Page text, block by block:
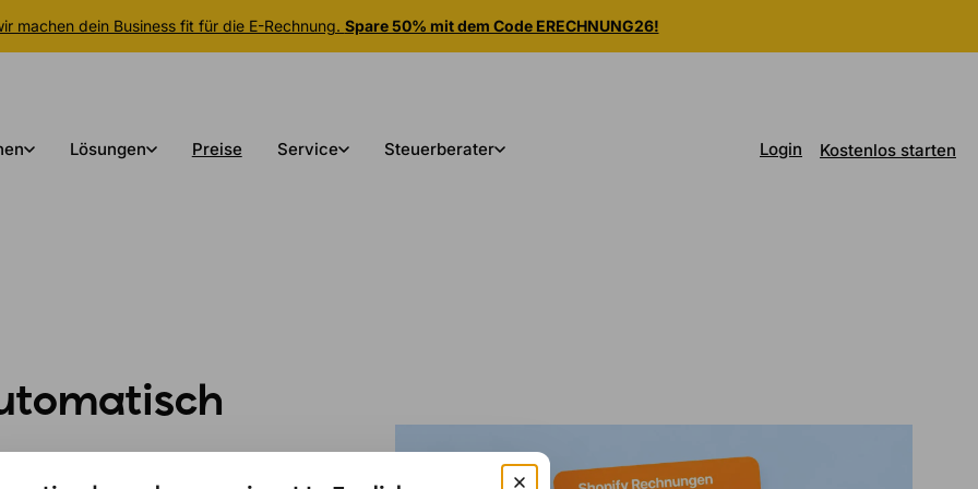
machen dein Business fit für die E-Rechnung. Spare 50% mit dem Code ERECHNUNG26!
Lösungen Preise Service Steuerberater Login Kostenlos starten